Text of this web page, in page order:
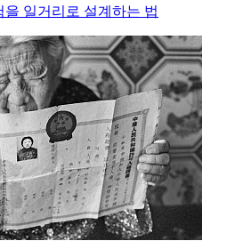
을 일거리로 설계하는 법